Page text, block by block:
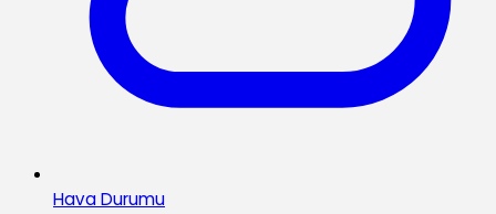
Hava Durumu